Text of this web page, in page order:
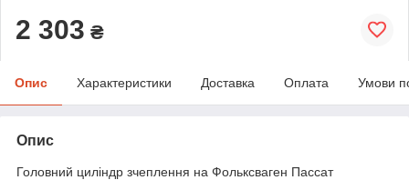
2 303 ₴
Опис Характеристики Доставка Оплата Умови
Опис
Головний циліндр зчеплення на Фольксваген Пассат